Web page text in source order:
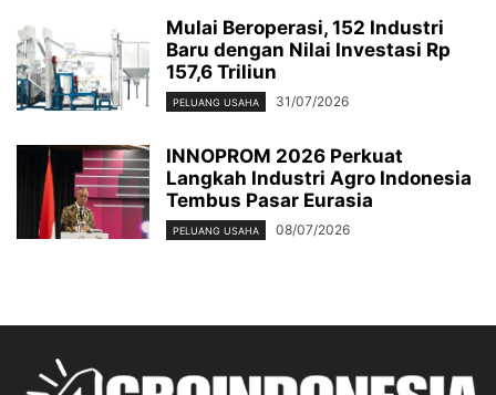
Mulai Beroperasi, 152 Industri
Baru dengan Nilai Investasi Rp
157,6 Triliun
PELUANG USAHA 31/07/2026
INNOPROM 2026 Perkuat
Langkah Industri Agro Indonesia
Tembus Pasar Eurasia
PELUANG USAHA 08/07/2026